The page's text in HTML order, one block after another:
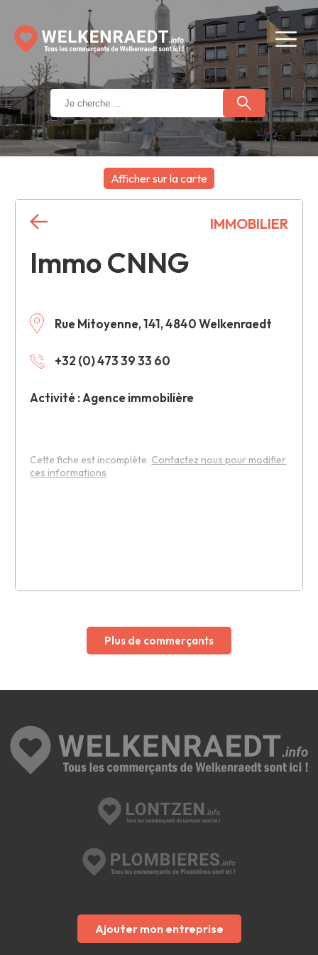
Afficher sur la carte
Immo CNNG
Rue Mitoyenne, 141, 4840 Welkenraedt
+32 (0) 473 39 33 60
Activité : Agence immobilière
IMMOBILIER
Cette fiche est incomplète. Contactez nous pour modifier
ces informations
+
−
Plus de commerçants
Ajouter mon entreprise